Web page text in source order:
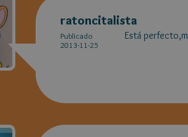
ratoncitalista
Publicado
2013-11-25
Está